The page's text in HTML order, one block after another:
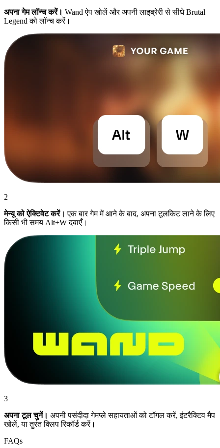
अपना गेम लॉन्च करें। Wand ऐप खोलें और अपनी लाइब्रेरी से सीधे Brutal
Legend को लॉन्च करें।
2
मेन्यू को ऐक्टिवेट करें। एक बार गेम में आने के बाद, अपना टूलकिट लाने के लिए
किसी भी समय Alt+W दबाएँ।
3
अपना टूल चुनें। अपनी पसंदीदा गेमप्ले सहायताओं को टॉगल करें, इंटरैक्टिव मैप
खोलें, या तुरंत क्लिप रिकॉर्ड करें।
FAQs